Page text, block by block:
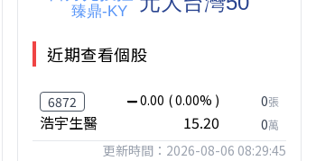
近期查看個股
6872 0.00 ( 0.00% )
浩宇生醫 15.20
0張
0萬
更新時間：2026-08-06 08:29:45